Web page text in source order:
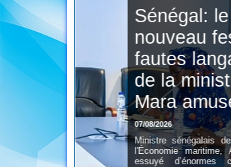
de
Amy
Pêches et de
Mara avait
et de